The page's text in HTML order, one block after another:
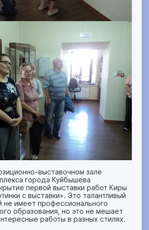
выставочном зале
города Куйбышева
первой выставки работ Киры
с выставки». Это талантливый
не имеет профессионального
образования, но это не мешает
работы в разных стилях.